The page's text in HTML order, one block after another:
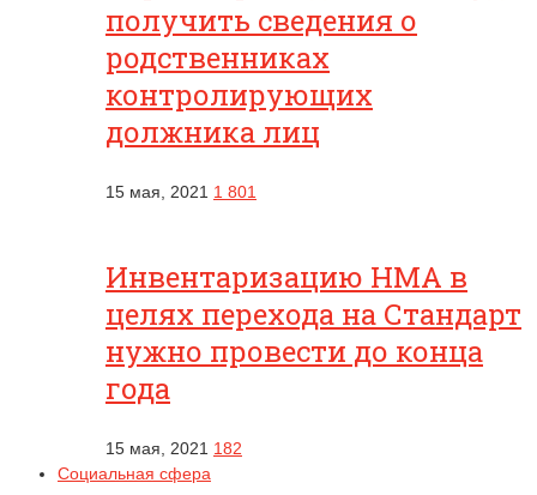
получить сведения о
родственниках
контролирующих
должника лиц
15 мая, 2021 1 801
Инвентаризацию НМА в
целях перехода на Стандарт
нужно провести до конца
года
15 мая, 2021 182
Социальная сфера